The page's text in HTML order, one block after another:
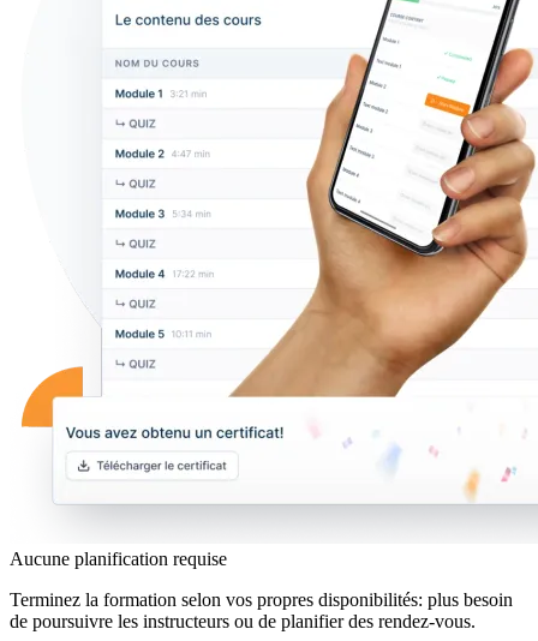
Aucune planification requise
Terminez la formation selon vos propres disponibilités: plus besoin
de poursuivre les instructeurs ou de planifier des rendez-vous.